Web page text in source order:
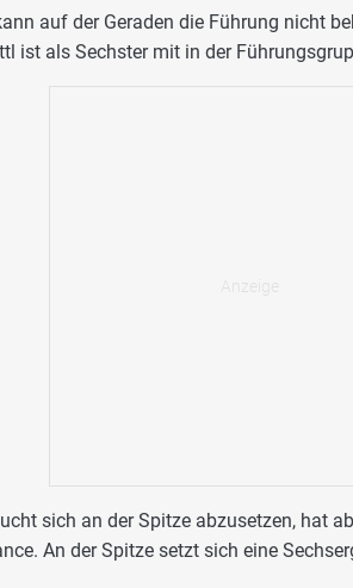
auf der Geraden die Führung nicht
ist als Sechster mit in der
sich an der Spitze abzusetzen, hat
An der Spitze setzt sich eine